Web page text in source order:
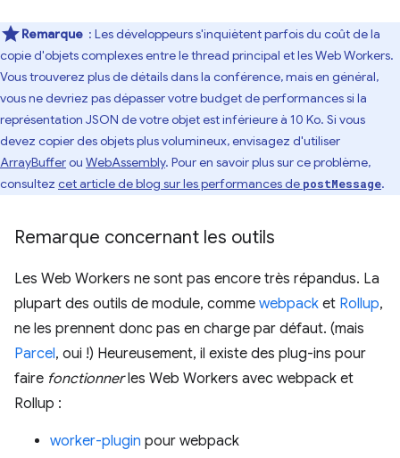
Remarque : Les développeurs s'inquiètent parfois du coût de la
copie d'objets complexes entre le thread principal et les Web Workers.
Vous trouverez plus de détails dans la conférence, mais en général,
vous ne devriez pas dépasser votre budget de performances si la
représentation JSON de votre objet est inférieure à 10 Ko. Si vous
devez copier des objets plus volumineux, envisagez d'utiliser
ArrayBufferou WebAssembly. Pour en savoir plus sur ce problème,
consultez cet article de blog sur les performances de postMessage.
Remarque concernant les outils
Les Web Workers ne sont pas encore très répandus. La
plupart des outils de module, comme webpack et Rollup,
ne les prennent donc pas en charge par défaut. (mais
Parcel, oui !) Heureusement, il existe des plug-ins pour
faire fonctionnerles Web Workers avec webpack et
Rollup :
worker-plugin pour webpack